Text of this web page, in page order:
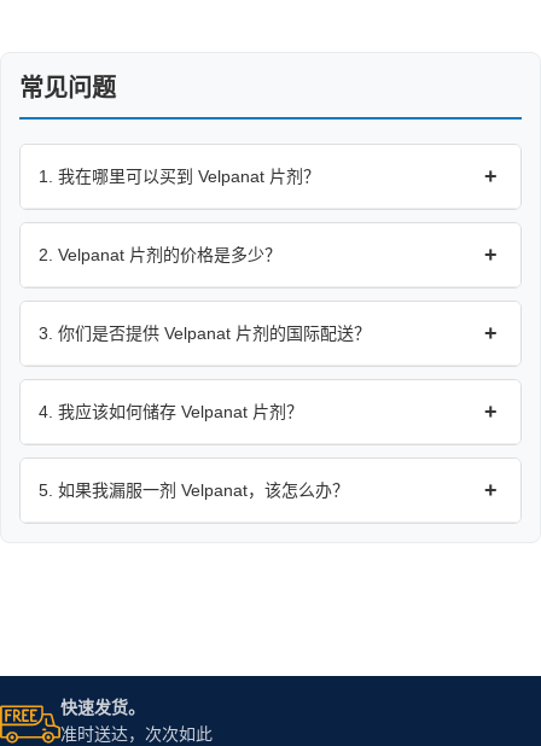
常见问题
1. 我在哪里可以买到 Velpanat 片剂？ +
2. Velpanat 片剂的价格是多少？ +
3. 你们是否提供 Velpanat 片剂的国际配送？ +
4. 我应该如何储存 Velpanat 片剂？ +
5. 如果我漏服一剂 Velpanat，该怎么办？ +
快速发货。
准时送达，次次如此